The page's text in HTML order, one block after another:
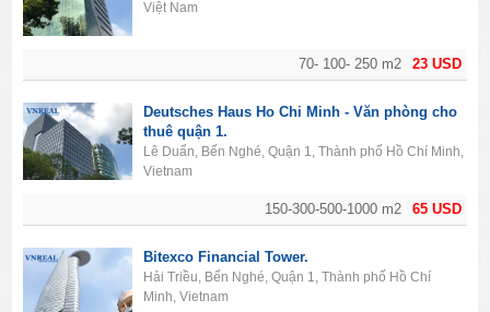
23 USD
70- 100- 250 m2
Việt Nam
65 USD
150-300-500-1000 m2
Deutsches Haus Ho Chi Minh - Văn phòng cho
thuê quận 1.
Lê Duẩn, Bến Nghé, Quận 1, Thành phố Hồ Chí Minh,
Vietnam
Bitexco Financial Tower.
Hải Triều, Bến Nghé, Quận 1, Thành phố Hồ Chí
Minh, Vietnam